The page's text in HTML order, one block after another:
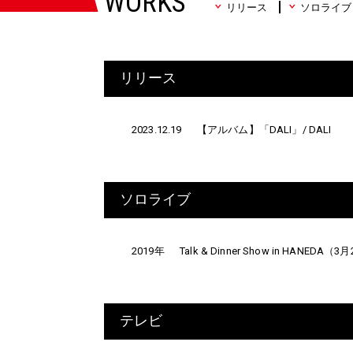
リリース ソロライブ
リリース
2023.12.19 【アルバム】「DALI」/ DALI
ソロライブ
2019年 Talk & Dinner Show in HANEDA（3月
テレビ